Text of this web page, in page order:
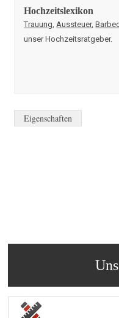
Hochzeitslexikon
Trauung Aussteuer,
unser Hochzeitsratgeber.
Eigenschaften